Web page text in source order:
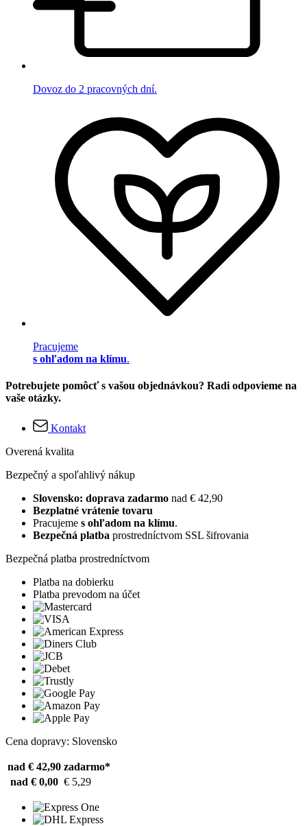
Dovoz do 2 pracovných dní.
Pracujeme
s ohľadom na klímu.
Potrebujete pomôcť s vašou objednávkou? Radi odpovieme na
vaše otázky.
Kontakt
Overená kvalita
Bezpečný a spoľahlivý nákup
Slovensko: doprava zadarmo nad € 42,90
Bezplatné vrátenie tovaru
Pracujeme s ohľadom na klímu.
Bezpečná platba prostredníctvom SSL šifrovania
Bezpečná platba prostredníctvom
Platba na dobierku
Platba prevodom na účet
Cena dopravy: Slovensko
nad € 42,90 zadarmo*
nad € 0,00 € 5,29